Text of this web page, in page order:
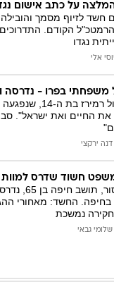
על כתב אישום
חשד לזיוף מסמך
הקודם. התדרוכים
נגדו
יוסי אלי
משפחתי בפרו - נדרסה
במשפחתה של
החיים ואת ישראל".
דנה ירקצי
חשוד שדרס למוות
יחזקאל
החשד: מאחורי
נמשכת
שלומי גבאי